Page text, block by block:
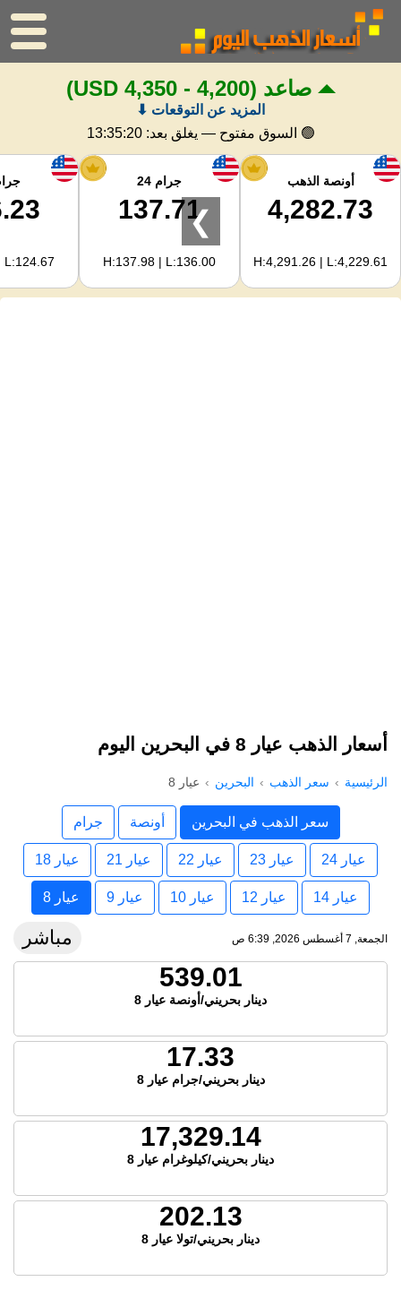
الرئيسية
سعر الذهب
اسعار الفضه
حاسبة الذهب
لمشرفي المواقع
صاعد (4,200 - 4,350 USD)
المزيد عن التوقعات ⬇
🟢 السوق مفتوح — يغلق بعد: 13:35:19
أونصة الذهب
4,282.73
H:4,291.26 | L:4,229.61
جرام 24
137.71
H:137.98 | L:136.00
L:124.67
❯
أسعار الذهب عيار 8 في البحرين اليوم
الرئيسية سعر الذهب البحرين عيار 8
سعر الذهب في البحرين أونصة جرام
عيار 24 عيار 23 عيار 22 عيار 21 عيار 18
عيار 14 عيار 12 عيار 10 عيار 9 عيار 8
الجمعة, 7 أغسطس 2026, 6:39 ص مباشر
539.01
دينار بحريني/أونصة عيار 8
17.33
دينار بحريني/جرام عيار 8
17,329.14
دينار بحريني/كيلوغرام عيار 8
202.13
دينار بحريني/تولا عيار 8